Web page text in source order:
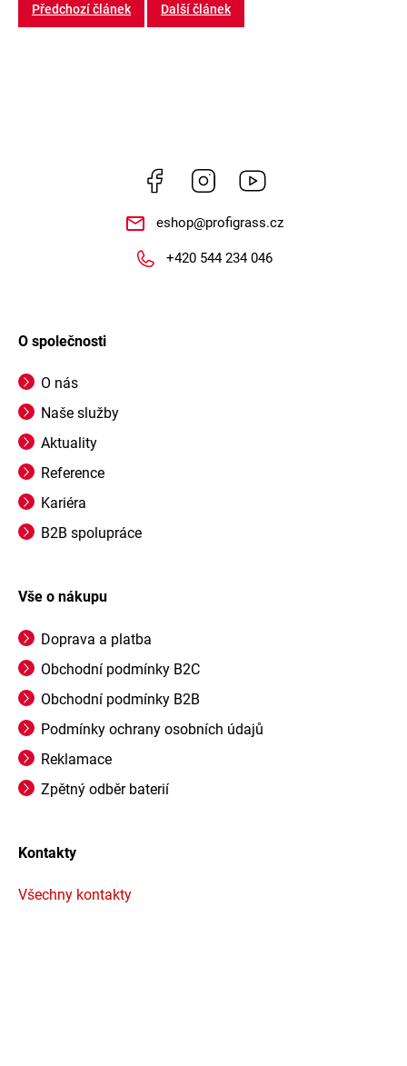
Předchozí článek Další článek
Facebook Instagram
eshop@profigrass.cz
+420 544 234 046
O společnosti
O nás
Naše služby
Aktuality
Reference
Kariéra
B2B spolupráce
Vše o nákupu
Doprava a platba
Obchodní podmínky B2C
Obchodní podmínky B2B
Podmínky ochrany osobních údajů
Reklamace
Zpětný odběr baterií
Kontakty
Všechny kontakty